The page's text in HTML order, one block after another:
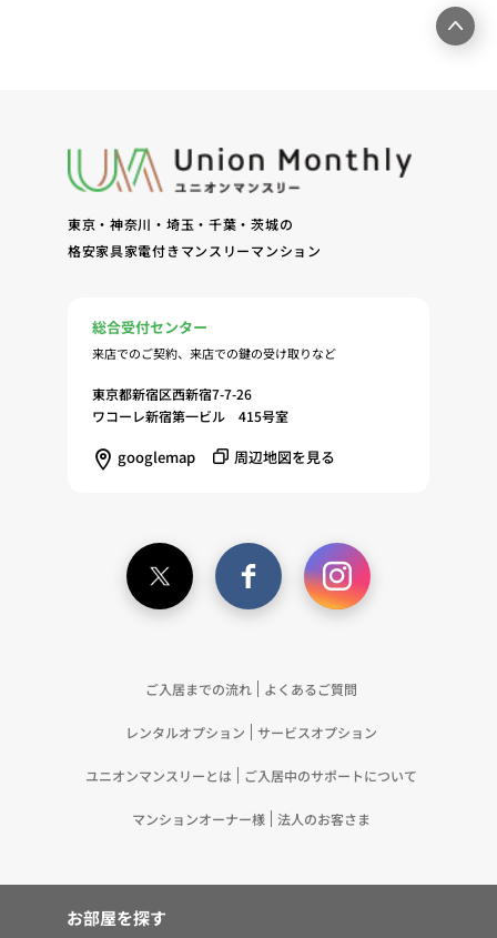
守、管理（9）サービスの改善のためおよびサービ
スの企画、研究および開発のため（10）本ポリシー
する情報等の個人情報について、調査・分析会社、
アフィリエーター、SNS事業者、広告関係会社、広
に保有する個人情報と当社から取得する個人情報を
突合して、お客様の当ウェブサイトの利用履歴等の
調査・分析、広告の効果測定およびその結果を利用
し、興味関心・嗜好に応じたサービスに関する広告
（11）本ポリシーへの同意に基づき、提携事業者等
記載の目的で利用するため（12）本ポリシーへの同
意に基づき、提携事業者等が取得した個人関連情報
の提供を受け、当社が既に有している個人情報を突
ービス、マーケティング活動、お問い合わせ対応お
5.お客様・オーナー様の個人情報の第三者への提
取り扱う個人情報を、あらかじめお客様およびオー
ナー様の同意を得ないで、第三者に提供いたしませ
生の向上または児童の健全な育成の推進のために特
東京・神奈川・埼玉・千葉・茨城の
格安家具家電付きマンスリーマンション
総合受付センター
来店でのご契約、来店での鍵の受け取りなど
東京都新宿区西新宿7-7-26
ワコーレ新宿第一ビル 415号室
googlemap 周辺地図を見る
ご入居までの流れ よくあるご質問
レンタルオプション サービスオプション
ユニオンマンスリーとは ご入居中のサポートについて
マンションオーナー様 法人のお客さま
お部屋を探す